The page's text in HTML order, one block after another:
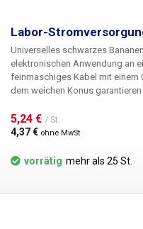
Labor-
Universelles schwarzes
elektronischen Anwendung an
feinmaschiges Kabel mit einem
dem weichen Konus
Kabel mit Bananen ineinander
Stromkreis zu bilden. Erhältlich
5,24 € / St.
4,37 € ohne MwSt
vorrätig mehr als 25 St.